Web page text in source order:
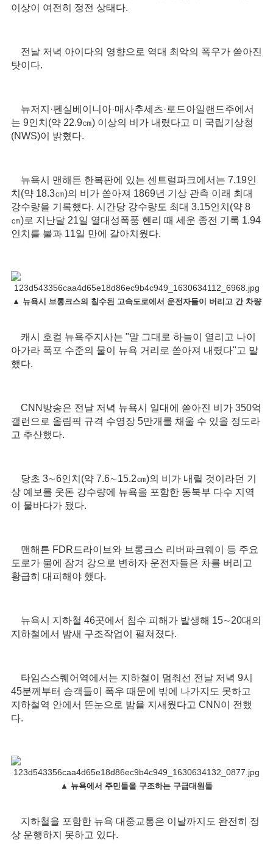
이상이 여전히 정전 상태다.
전날 저녁 아이다의 영향으로 역대 최악의 폭우가 쏟아진
탓이다.
뉴저지·펜실베이니아·매사추세츠·로드아일랜드주에서
는 9인치(약 22.9㎝) 이상의 비가 내렸다고 미 국립기상청
(NWS)이 밝혔다.
뉴욕시 맨해튼 한복판에 있는 센트럴파크에서는 7.19인
치(약 18.3㎝)의 비가 쏟아져 1869년 기상 관측 이래 최대
강수량을 기록했다. 시간당 강수량도 최대 3.15인치(약 8
㎝)로 지난달 21일 열대성폭풍 헨리 때 세운 종전 기록 1.94
인치를 불과 11일 만에 갈아치웠다.
▲ 뉴욕시 브롱크스의 침수된 고속도로에서 운전자들이 버리고 간 차량
캐시 호컬 뉴욕주지사는 "말 그대로 하늘이 열리고 나이
아가라 폭포 수준의 물이 뉴욕 거리로 쏟아져 내렸다"고 말
했다.
CNN방송은 전날 저녁 뉴욕시 일대에 쏟아진 비가 350억
갤런으로 올림픽 규격 수영장 5만개를 채울 수 있을 정도라
고 추산했다.
당초 3∼6인치(약 7.6∼15.2㎝)의 비가 내릴 것이라던 기
상 예보를 웃돈 강수량에 뉴욕을 포함한 동북부 다수 지역
이 물바다가 됐다.
맨해튼 FDR드라이브와 브롱크스 리버파크웨이 등 주요
도로가 물에 잠겨 강으로 변하자 운전자들은 차를 버리고
황급히 대피해야 했다.
뉴욕시 지하철 46곳에서 침수 피해가 발생해 15∼20대의
지하철에서 밤새 구조작업이 펼쳐졌다.
타임스스퀘어역에서는 지하철이 멈춰선 전날 저녁 9시
45분께부터 승객들이 폭우 때문에 밖에 나가지도 못하고
지하철역 안에서 뜬눈으로 밤을 지새웠다고 CNN이 전했
다.
▲ 뉴욕에서 주민들을 구조하는 구급대원들
지하철을 포함한 뉴욕 대중교통은 이날까지도 완전히 정
상 운행하지 못하고 있다.